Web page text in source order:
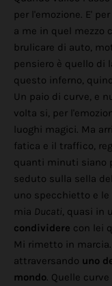
per l'emozione. E'
a me in quel mezzo
brulicare di auto,
pensiero è quello di
questo inferno,
Un paio di curve, e
volta si, per
luoghi magici. Ma
fatica e il traffico,
quanti minuti siano
seduto sulla sella
uno specchietto e
mia Ducati, quasi in
condividere con lei
Mi rimetto in
attraversando uno
mondo. Quelle